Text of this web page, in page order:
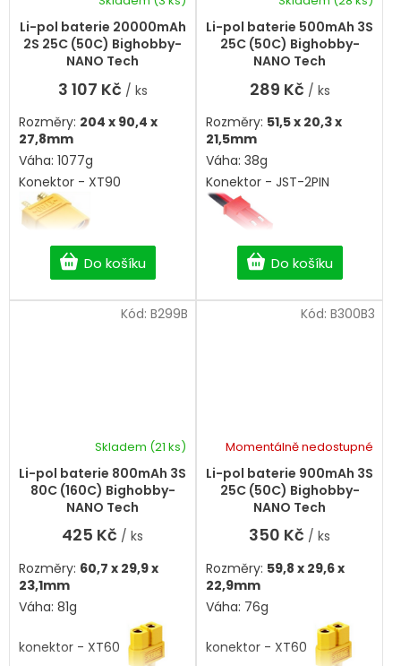
Li-pol baterie 20000mAh
2S 25C (50C) Bighobby-
NANO Tech
3 107 Kč / ks
Do košíku
Rozměry: 204 x 90,4 x
27,8mm
Váha: 1077g
Konektor - XT90
Li-pol baterie 500mAh 3S
25C (50C) Bighobby-
NANO Tech
289 Kč / ks
Do košíku
Rozměry: 51,5 x 20,3 x
21,5mm
Váha: 38g
Konektor - JST-2PIN
Li-pol baterie 800mAh 3S
80C (160C) Bighobby-
NANO Tech
hodnocení
produktu
hvězdiček.
Skladem (21 ks)
425 Kč / ks
Rozměry: 60,7 x 29,9 x
23,1mm
Váha: 81g
konektor - XT60
Kód: B299B
Li-pol baterie 900mAh 3S
25C (50C) Bighobby-
NANO Tech
Momentálně nedostupné
350 Kč / ks
Rozměry: 59,8 x 29,6 x
22,9mm
Váha: 76g
konektor - XT60
Kód: B300B3